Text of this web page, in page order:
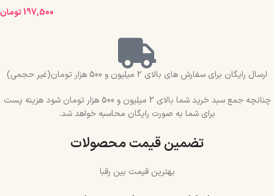
197,500تومان
ارسال رایگان برای سفارش های بالای 2 میلیون و 500 هزار تومان(غیر حجمی)
چنانچه جمع سبد خرید شما بالای 2 میلیون و 500 هزار تومان شود هزینه پست
برای شما به صورت رایگان محاسبه خواهد شد.
تضمین قیمت محصولات
بهترین قیمت بین رقبا